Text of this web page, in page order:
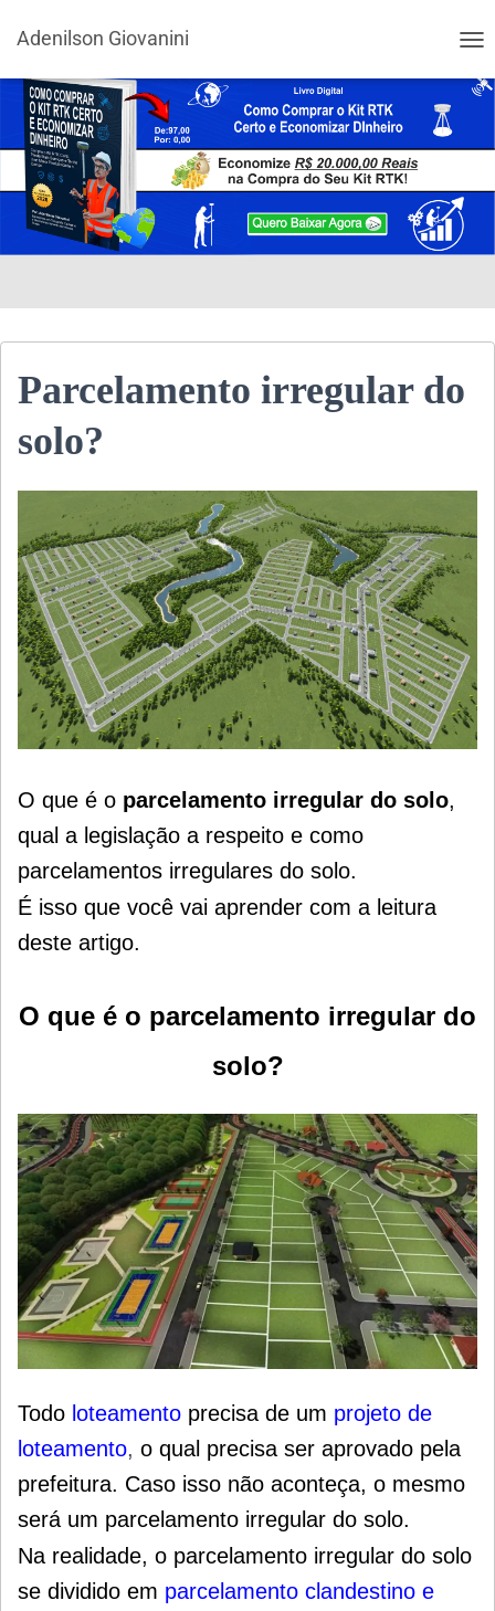
Adenilson Giovanini
Parcelamento irregular do
solo?
O que é o parcelamento irregular do solo,
qual a legislação a respeito e como
parcelamentos irregulares do solo.
É isso que você vai aprender com a leitura
deste artigo.
O que é o parcelamento irregular do
solo?
Todo loteamento precisa de um projeto de
loteamento, o qual precisa ser aprovado pela
prefeitura. Caso isso não aconteça, o mesmo
será um parcelamento irregular do solo.
Na realidade, o parcelamento irregular do solo
se dividido em parcelamento clandestino e